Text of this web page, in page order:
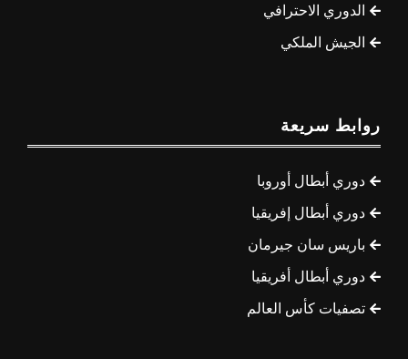
الدوري الاحترافي
الجيش الملكي
روابط سريعة
دوري أبطال أوروبا
دوري أبطال إفريقيا
باريس سان جيرمان
دوري أبطال أفريقيا
تصفيات كأس العالم